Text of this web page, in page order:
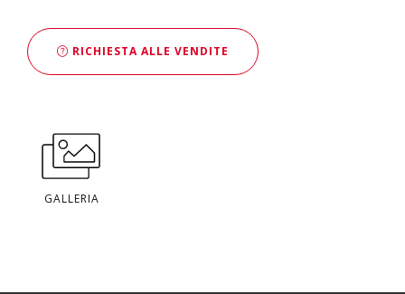
RICHIESTA ALLE VENDITE
GALLERIA